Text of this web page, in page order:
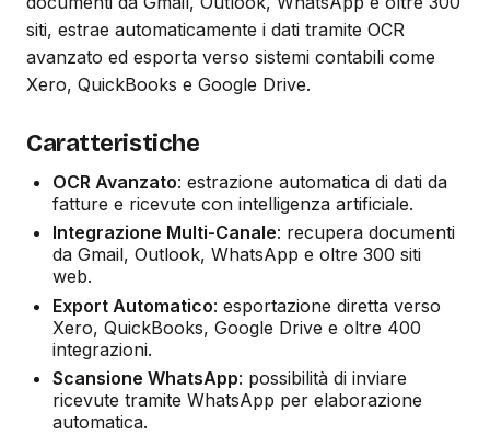
siti, estrae automaticamente i dati tramite OCR
avanzato ed esporta verso sistemi contabili come
Xero, QuickBooks e Google Drive.
Caratteristiche
OCR Avanzato: estrazione automatica di dati da
fatture e ricevute con intelligenza artificiale.
Integrazione Multi-Canale: recupera documenti
da Gmail, Outlook, WhatsApp e oltre 300 siti
web.
Export Automatico: esportazione diretta verso
Xero, QuickBooks, Google Drive e oltre 400
integrazioni.
Scansione WhatsApp: possibilità di inviare
ricevute tramite WhatsApp per elaborazione
automatica.